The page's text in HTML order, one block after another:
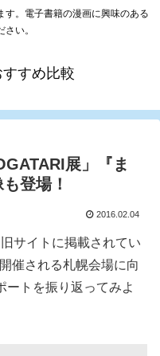
す。電子書籍の漫画に興味のある
い。
すめ比較
展」『ま
登場！
2016.02.04
サイトに掲載されてい
催される札幌会場に向
ートを振り返ってみよ